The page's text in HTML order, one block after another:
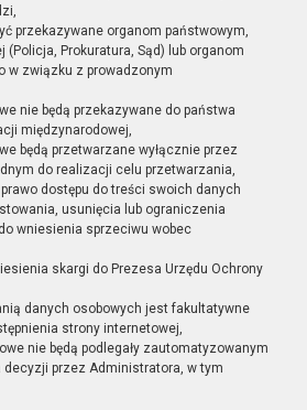
przekazywane organom państwowym,
(Policja, Prokuratura, Sąd) lub organom
w związku z prowadzonym
nie będą przekazywane do państwa
międzynarodowej,
będą przetwarzane wyłącznie przez
do realizacji celu przetwarzania,
dostępu do treści swoich danych
usunięcia lub ograniczenia
wniesienia sprzeciwu wobec
skargi do Prezesa Urzędu Ochrony
danych osobowych jest fakultatywne
strony internetowej,
nie będą podlegały zautomatyzowanym
przez Administratora, w tym